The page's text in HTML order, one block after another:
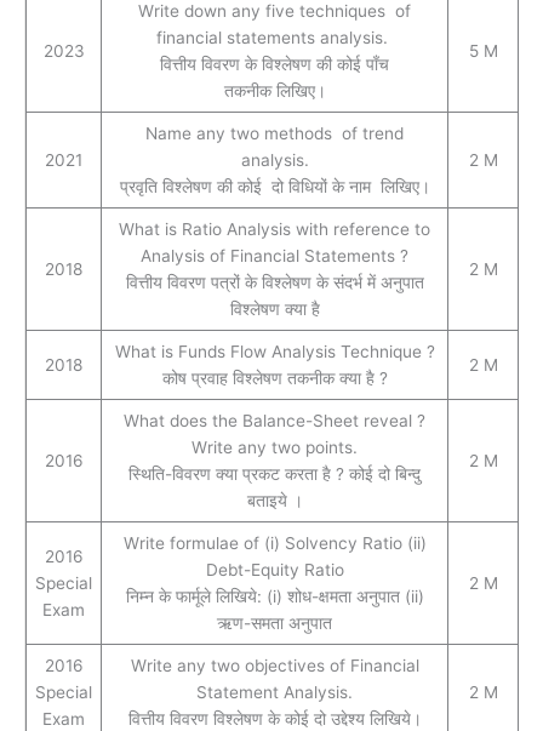
2023
Write down any five techniques of
financial statements analysis.
वित्तीय विवरण के विश्लेषण की कोई पाँच
तकनीक लिखिए।
5 M
2021
Name any two methods of trend
analysis.
प्रवृति विश्लेषण की कोई दो विधियों के नाम लिखिए।
2 M
2018
What is Ratio Analysis with reference to
Analysis of Financial Statements ?
वित्तीय विवरण पत्रों के विश्लेषण के संदर्भ में अनुपात
विश्लेषण क्‍या है
2 M
2018
What is Funds Flow Analysis Technique ?
कोष प्रवाह विश्लेषण तकनीक क्या है ?
2 M
2016
What does the Balance-Sheet reveal ?
Write any two points.
स्थिति-विवरण क्या प्रकट करता है ? कोई दो बिन्दु
बताइये ।
2 M
2016
Special
Exam
Write formulae of (i) Solvency Ratio (ii)
Debt-Equity Ratio
निम्न के फार्मूले लिखिये: (i) शोध-क्षमता अनुपात (ii)
ऋण-समता अनुपात
2 M
2016
Special
Exam
Write any two objectives of Financial
Statement Analysis.
वित्तीय विवरण विश्लेषण के कोई दो उद्देश्य लिखिये।
2 M